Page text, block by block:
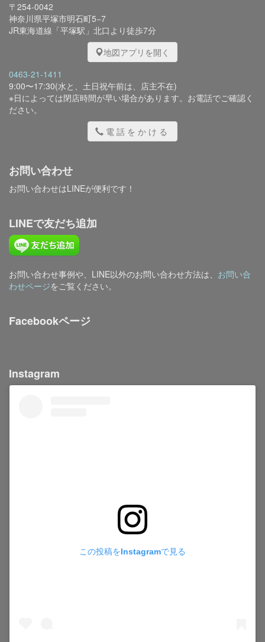
〒254-0042
神奈川県平塚市明石町5−7
JR東海道線「平塚駅」北口より徒歩7分
地図アプリを開く
0463-21-1411
9:00〜17:30(水と、土日祝午前は、店主不在)
※日によっては閉店時間が早い場合があります。お電話でご確認く
ださい。
電話をかける
お問い合わせ
お問い合わせはLINEが便利です！
LINEで友だち追加
お問い合わせ事例や、LINE以外のお問い合わせ方法は、 お問い合
わせページをご覧ください。
Facebookページ
Instagram
この投稿をInstagramで見る